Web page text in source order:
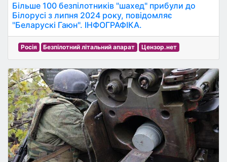
Більше 100 безпілотників "шахед" прибули до
Білорусі з липня 2024 року, повідомляє
"Беларускі Гаюн". ІНФОГРАФІКА.
Росія Безпілотний літальний апарат Цензор.нет